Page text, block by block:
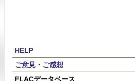
HELP
ご意見・ご感想
FLACデータベース